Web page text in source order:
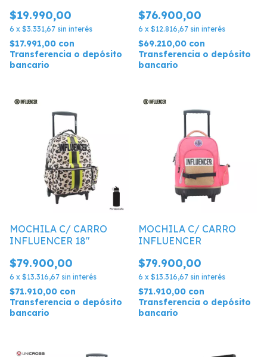
$19.990,00
6 x $3.331,67 sin interés
$17.991,00 con
Transferencia o depósito
bancario
$76.900,00
6 x $12.816,67 sin interés
$69.210,00 con
Transferencia o depósito
bancario
MOCHILA C/ CARRO
INFLUENCER 18"
$79.900,00
6 x $13.316,67 sin interés
$71.910,00 con
Transferencia o depósito
bancario
MOCHILA C/ CARRO
INFLUENCER
$79.900,00
6 x $13.316,67 sin interés
$71.910,00 con
Transferencia o depósito
bancario